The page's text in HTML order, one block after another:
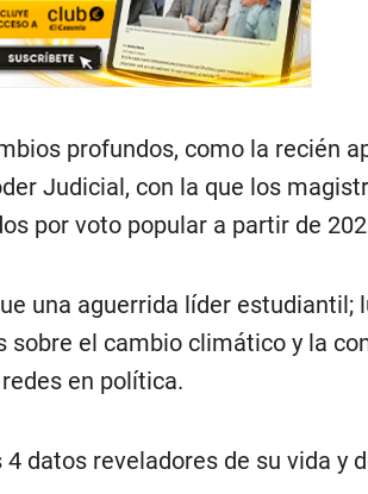
profundos, como la recién
Judicial, con la que los
por voto popular a partir de
una aguerrida líder estudiantil;
el cambio climático y la
en política.
datos reveladores de su vida y